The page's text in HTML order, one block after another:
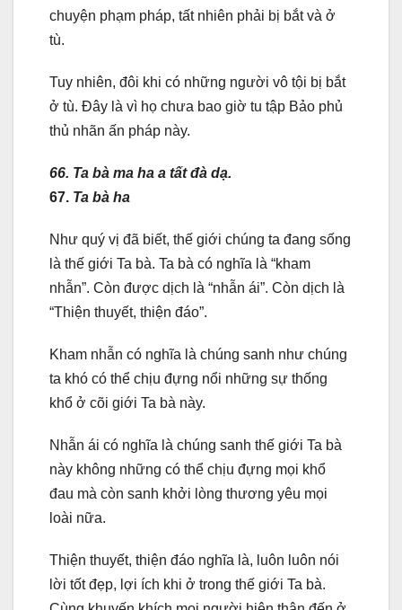
chuyện phạm pháp, tất nhiên phải bị bắt và ở
tù.
Tuy nhiên, đôi khi có những người vô tội bị bắt
ở tù. Đây là vì họ chưa bao giờ tu tập Bảo phủ
thủ nhãn ấn pháp này.
66. Ta bà ma ha a tất đà dạ.
67. Ta bà ha
Như quý vị đã biết, thế giới chúng ta đang sống
là thế giới Ta bà. Ta bà có nghĩa là “kham
nhẫn”. Còn được dịch là “nhẫn ái”. Còn dịch là
“Thiện thuyết, thiện đáo”.
Kham nhẫn có nghĩa là chúng sanh như chúng
ta khó có thể chịu đựng nổi những sự thống
khổ ở cõi giới Ta bà này.
Nhẫn ái có nghĩa là chúng sanh thế giới Ta bà
này không những có thể chịu đựng mọi khổ
đau mà còn sanh khởi lòng thương yêu mọi
loài nữa.
Thiện thuyết, thiện đáo nghĩa là, luôn luôn nói
lời tốt đẹp, lợi ích khi ở trong thế giới Ta bà.